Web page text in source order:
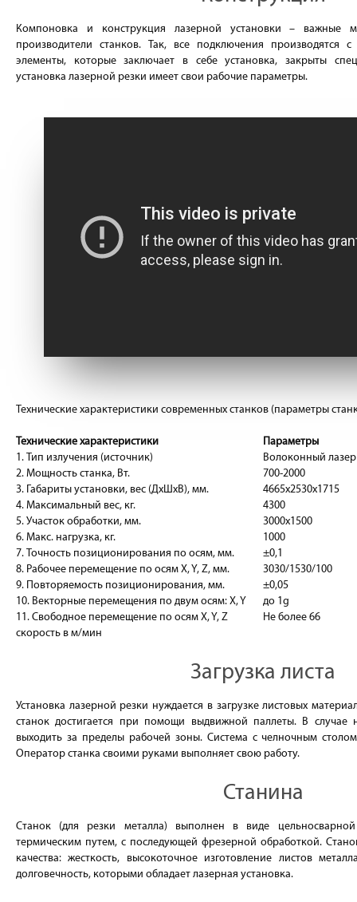
Компоновка и конструкция лазерной установки – важные
производители станков. Так, все подключения производятся
элементы, которые заключает в себе установка, закрыты
установка лазерной резки имеет свои рабочие параметры.
Технические характеристики современных станков (параметры
Технические характеристики
Параметры
1. Тип излучения (источник)
Волоконный лазер
2. Мощность станка, Вт.
700-2000
3. Габариты установки, вес (ДхШхВ), мм.
4665х2530х1715
4. Максимальный вес, кг.
4300
5. Участок обработки, мм.
3000х1500
6. Макс. нагрузка, кг.
1000
7. Точность позиционирования по осям, мм.
±0,1
8. Рабочее перемещение по осям X, Y, Z, мм.
3030/1530/100
9. Повторяемость позиционирования, мм.
±0,05
10. Векторные перемещения по двум осям: X, Y
до 1g
11. Свободное перемещение по осям X, Y, Z
скорость в м/мин
Не более 66
Загрузка листа
Установка лазерной резки нуждается в загрузке листовых
станок достигается при помощи выдвижной паллеты. В случае
выходить за пределы рабочей зоны. Система с челночным
Оператор станка своими руками выполняет свою работу.
Станина
Станок (для резки металла) выполнен в виде цельносварной
термическим путем, с последующей фрезерной обработкой.
качества: жесткость, высокоточное изготовление листов
долговечность, которыми обладает лазерная установка.